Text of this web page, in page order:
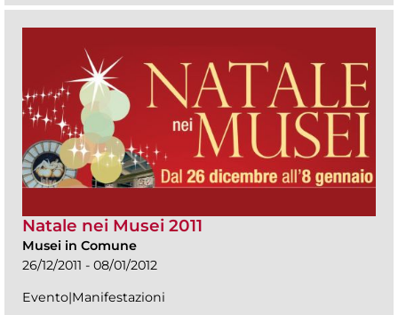
Natale nei Musei 2011
Musei in Comune
26/12/2011 - 08/01/2012
Evento|Manifestazioni